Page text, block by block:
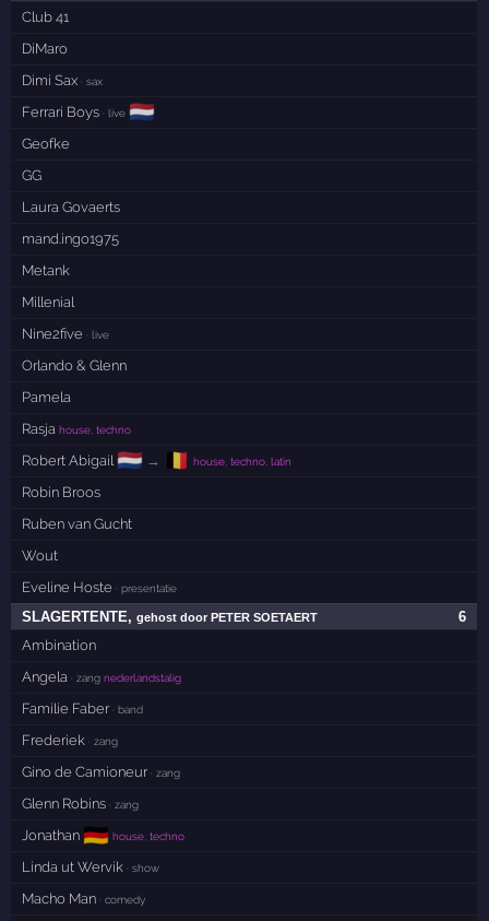
Club 41
DiMaro
Dimi Sax · sax
Ferrari Boys · live 🇳🇱
Geofke
GG
Laura Govaerts
mand.ingo1975
Metank
Millenial
Nine2five · live
Orlando & Glenn
Pamela
Rasja house, techno
Robert Abigail 🇳🇱 → 🇧🇪 house, techno, latin
Robin Broos
Ruben van Gucht
Wout
Eveline Hoste · presentatie
6
SLAGERTENTE,gehost door PETER SOETAERT
Ambination
Angela · zang nederlandstalig
Familie Faber· band
Frederiek · zang
Gino de Camioneur· zang
Glenn Robins · zang
Jonathan 🇩🇪 house, techno
Linda ut Wervik · show
Macho Man · comedy